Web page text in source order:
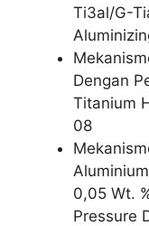
Ti3al/G-
Dengan
Titanium
08
0,05 Wt.
Pressure